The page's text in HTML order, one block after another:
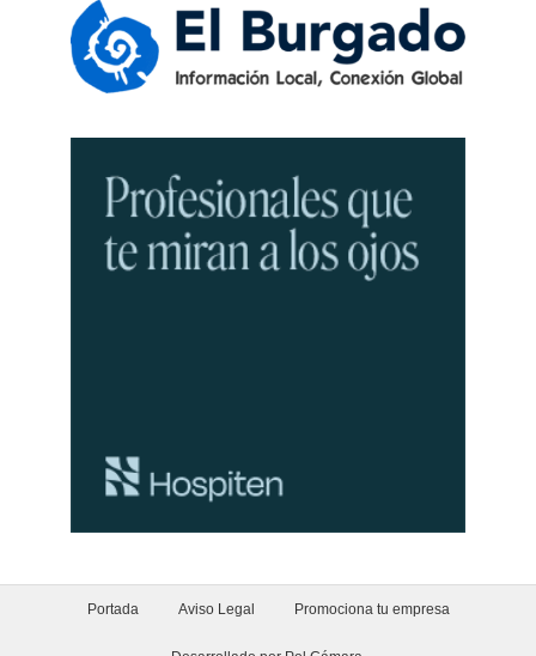
Portada Aviso Legal Promociona tu empresa